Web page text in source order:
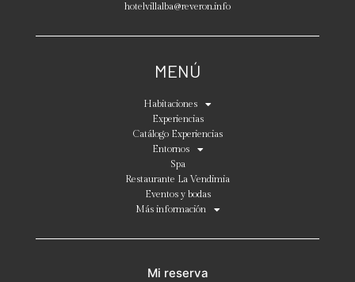
hotelvillalba@reveron.info
MENÚ
Habitaciones
Experiencias
Catálogo Experiencias
Entornos
Spa
Restaurante La Vendimia
Eventos y bodas
Más información
Mi reserva